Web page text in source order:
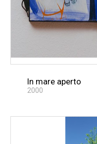
In mare aperto
2000